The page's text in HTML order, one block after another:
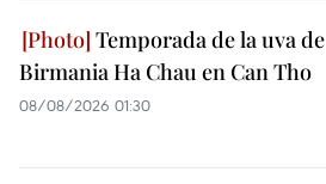
Temporada de la uva de
Birmania Ha Chau en Can Tho
08/08/2026 01:30